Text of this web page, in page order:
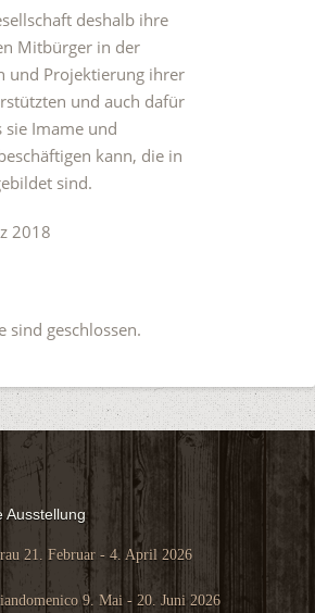
deshalb ihre
Mitbürger in der
und Projektierung ihrer
und auch dafür
sie Imame und
kann, die in
sind.
2018
sind geschlossen.
Ausstellung
21. Februar - 4. April 2026
9. Mai - 20. Juni 2026